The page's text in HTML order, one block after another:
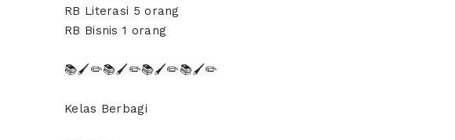
RB Literasi 5 orang
RB Bisnis 1 orang
📚🖌✏📚🖌✏📚🖌✏📚🖌✏
Kelas Berbagi